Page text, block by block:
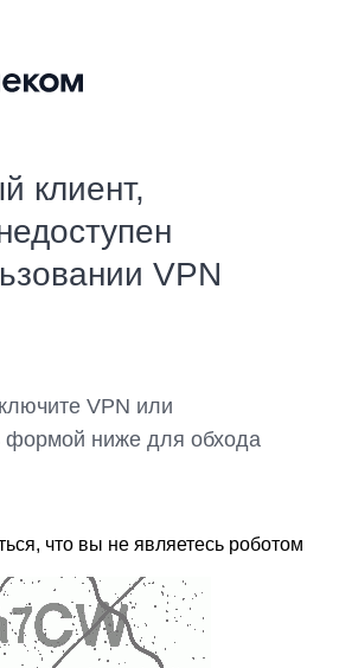
клиент,
VPN
VPN или
формой ниже для обхода
что вы не являетесь роботом